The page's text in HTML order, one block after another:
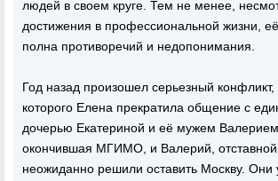
людей в своем круге. Тем не менее,
достижения в профессиональной жизни,
полна противоречий и недопонимания.
Год назад произошел серьезный конфликт,
которого Елена прекратила общение с
дочерью Екатериной и её мужем
окончившая МГИМО, и Валерий, отставной
неожиданно решили оставить Москву. Они